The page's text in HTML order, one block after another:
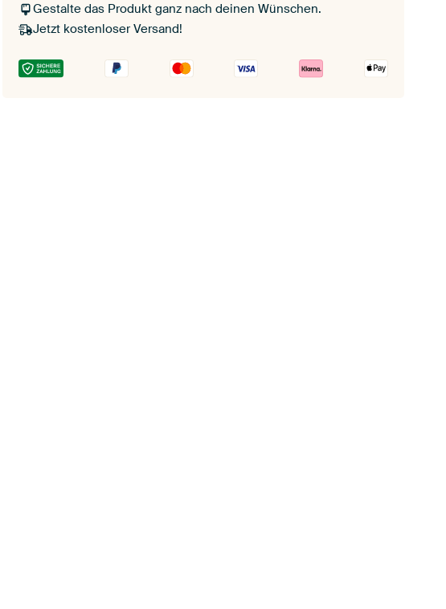
Gestalte das Produkt ganz nach deinen Wünschen.
Jetzt kostenloser Versand!